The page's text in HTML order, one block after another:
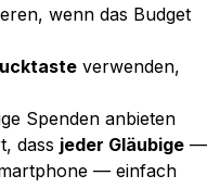
wenn das Budget
verwenden,
Spenden anbieten
dass jeder Gläubige —
— einfach